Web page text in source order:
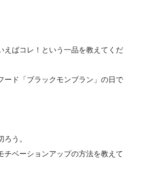
えばコレ！という一品を教えてくだ
ード「ブラックモンブラン」の日で
う。
チベーションアップの方法を教えて